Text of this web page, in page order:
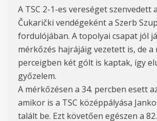
A TSC 2-1-es vereséget szenvedett
Čukarički vendégeként a Szerb
fordulójában. A topolyai csapat jól
mérkőzés hajrájáig vezetett is, de a
perceigben két gólt is kaptak, így
győzelem.
A mérkőzésen a 34. percben esett
amikor is a TSC középpályása
talált be. Ezt követően egészen a